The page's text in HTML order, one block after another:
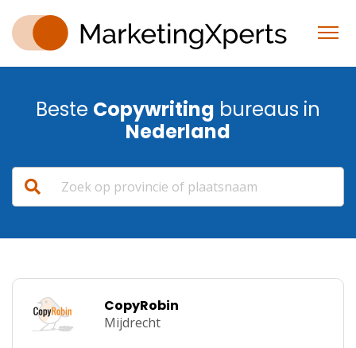
Beste Copywriting bureaus in
Nederland
CopyRobin
Mijdrecht